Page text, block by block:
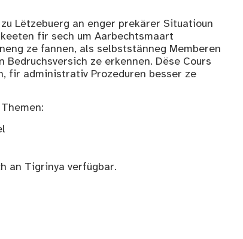
Lëtzebuerg an enger prekärer Situatioun
fir sech um Aarbechtsmaart
ze fannen, als selbststänneg Memberen
ze erkennen. Dëse Cours
fir administrativ Prozeduren besser ze
an Tigrinya verfügbar.